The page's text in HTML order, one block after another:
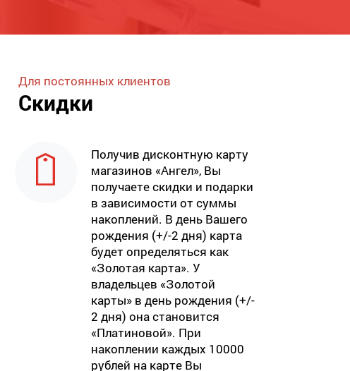
Для постоянных клиентов
Скидки
Получив дисконтную карту
магазинов «Ангел», Вы
получаете скидки и подарки
в зависимости от суммы
накоплений. В день Вашего
рождения (+/-2 дня) карта
будет определяться как
«Золотая карта». У
владельцев «Золотой
карты» в день рождения (+/-
2 дня) она становится
«Платиновой». При
накоплении каждых 10000
рублей на карте Вы